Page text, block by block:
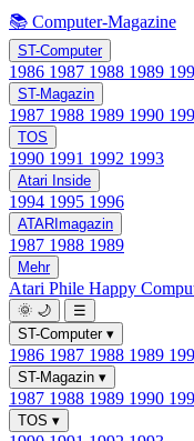
📚 Computer-Magazine
ST-Computer
1986 1987 1988 1989
ST-Magazin
1987 1988 1989 1990
TOS
1990 1991 1992 1993
Atari Inside
1994 1995 1996
ATARImagazin
1987 1988 1989
Mehr
Atari Phile Happy
🌞 🌙
☰
ST-Computer ▾
1986 1987 1988 1989
ST-Magazin ▾
1987 1988 1989 1990
TOS ▾